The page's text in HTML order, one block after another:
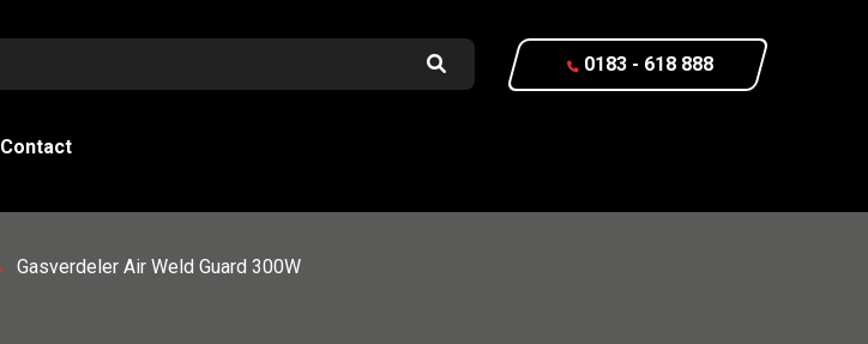
0183 - 618 888
Contact
Gasverdeler Air Weld Guard 300W